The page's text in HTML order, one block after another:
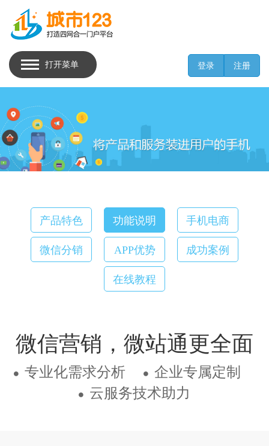
打开菜单 登录 注册
产品特色 功能说明 手机电商
微信分销 APP优势 成功案例
在线教程
微信营销，微站通更全面
专业化需求分析
企业专属定制
云服务技术助力